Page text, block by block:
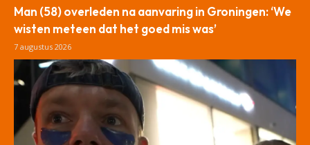
Man (58) overleden na aanvaring in Groningen: ‘We
wisten meteen dat het goed mis was’
7 augustus 2026